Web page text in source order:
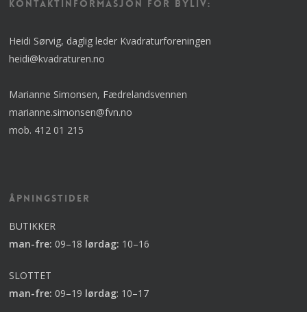
KONTAKTINFORMASJON FOR BYLIV:
Heidi Sørvig, daglig leder Kvadraturforeningen
heidi@kvadraturen.no
Marianne Simonsen, Fædrelandsvennen
marianne.simonsen@fvn.no
mob. 412 01 215
Åpningstider
BUTIKKER
man-fre: 09–18 lørdag: 10–16
SLOTTET
man-fre: 09–19 lørdag: 10–17